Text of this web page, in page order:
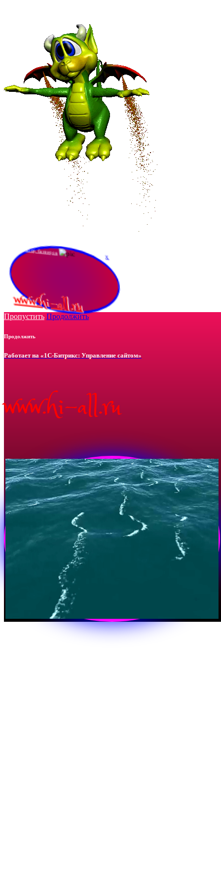
www.hi-all.ru
Конструктор баннеров
Пропустить Продолжить
Продолжить
Работает на «1С-Битрикс: Управление сайтом»
www.hi-all.ru